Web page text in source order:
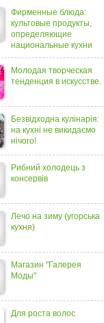
Фирменные блюда:
культовые продукты,
определяющие
национальные кухни
Молодая творческая
тенденция в искусстве.
Безвідходна кулінарія:
на кухні не викидаємо
нічого!
Рибний холодець з
консервів
Лечо на зиму (угорська
кухня)
Магазин "Галерея
Моды"
Для роста волос